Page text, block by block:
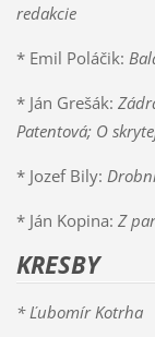
redakcie
* Emil Poláčik:
* Ján Grešák:
Patentová; O
* Jozef Bily:
* Ján Kopina: Z
KRESBY
* Ľubomír Kotrha